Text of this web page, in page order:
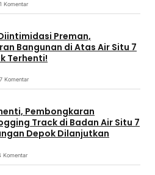
Komentar
Preman,
Bangunan di Atas Air Situ 7
Terhenti!
Komentar
Pembongkaran
Track di Badan Air Situ 7
Depok Dilanjutkan
Komentar